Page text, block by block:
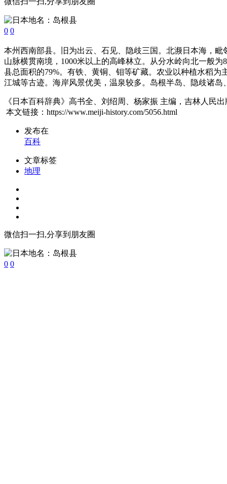
0 0
本州西南部县。旧为出云、石见、隐歧三国。北濒日本海，毗
山脉横贯南境，1000米以上的高峰林立。从分水岭向北一般
县总面积的79%。有铁、黄铜、钼等矿藏。农业以种植水稻
江城等古迹。海岸风景优美，温泉较多。岛根半岛、隐歧诸岛
《日本百科辞典》高书全、刘绍周、杨家振 主编，吉林人民出
本文链接：https://www.meiji-history.com/5056.html
发布在
百科
文章标签
地理
微信扫一扫,分享到朋友圈
0 0